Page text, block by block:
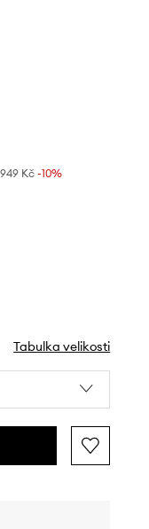
949 Kč -10%
Tabulka velikosti